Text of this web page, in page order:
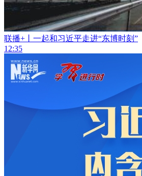
联播+丨一起和习近平走进“东博时刻”
12:35